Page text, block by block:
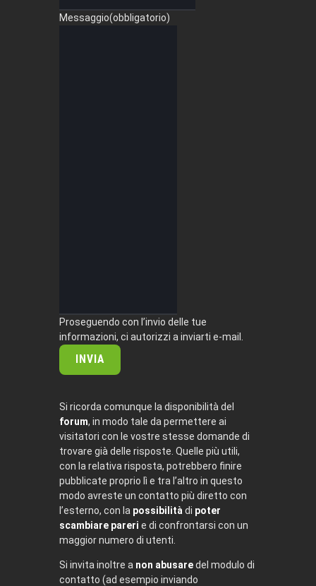
Messaggio(obbligatorio)
Proseguendo con l’invio delle tue
informazioni, ci autorizzi a inviarti e-mail.
INVIA
Si ricorda comunque la disponibilità del
forum, in modo tale da permettere ai
visitatori con le vostre stesse domande di
trovare già delle risposte. Quelle più utili,
con la relativa risposta, potrebbero finire
pubblicate proprio lì e tra l’altro in questo
modo avreste un contatto più diretto con
l’esterno, con la possibilità di poter
scambiare pareri e di confrontarsi con un
maggior numero di utenti.
Si invita inoltre a non abusaredel modulo di
contatto (ad esempio inviando